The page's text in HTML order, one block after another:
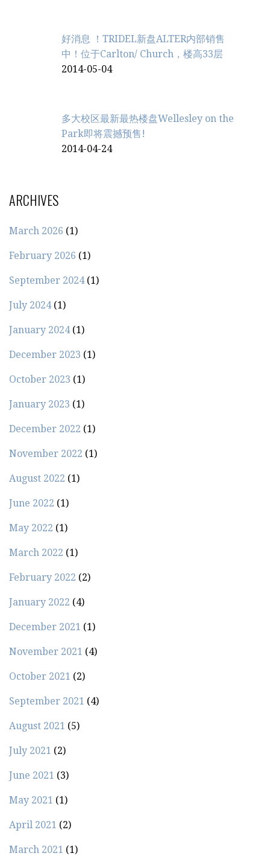
好消息 ！TRIDEL新盘ALTER内部销售
中！位于Carlton/ Church，楼高33层
2014-05-04
多大校区最新最热楼盘Wellesley on the
Park即将震撼预售!
2014-04-24
ARCHIVES
March 2026 (1)
February 2026 (1)
September 2024(1)
July 2024(1)
January 2024(1)
December 2023 (1)
October 2023 (1)
January 2023 (1)
December 2022 (1)
November 2022 (1)
August 2022 (1)
June 2022 (1)
May 2022 (1)
March 2022 (1)
February 2022 (2)
January 2022 (4)
December 2021 (1)
November 2021 (4)
October 2021 (2)
September 2021 (4)
August 2021 (5)
July 2021 (2)
June 2021 (3)
May 2021 (1)
April 2021 (2)
March 2021 (1)